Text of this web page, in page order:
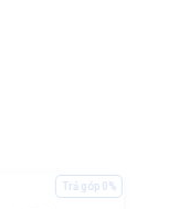
Trả góp 0%